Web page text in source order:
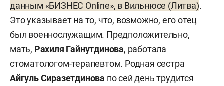
данным «БИЗНЕС Online», в Вильнюсе (Литва).
Это указывает на то, что, возможно, его отец
был военнослужащим. Предположительно,
мать, Рахиля Гайнутдинова, работала
стоматологом-терапевтом. Родная сестра
Айгуль Сиразетдинова по сей день трудится